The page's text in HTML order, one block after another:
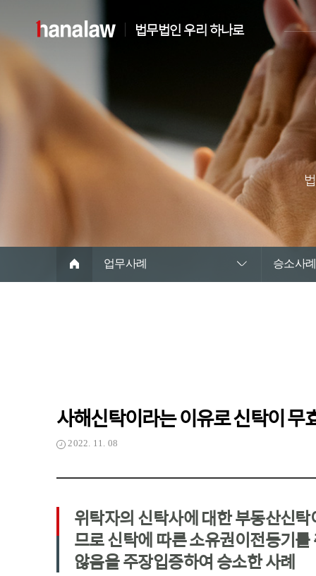
법무법인 우리 하나로
업무사례 승소사례
사해신탁이라는 이유로 신탁이 무
2022. 11. 08
위탁자의 신탁사에 대한 부동산신
므로 신탁에 따른 소유권이전등기
않음을 주장입증하여 승소한 사례